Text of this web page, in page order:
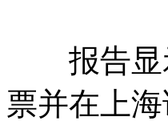
报告显示
票并在上